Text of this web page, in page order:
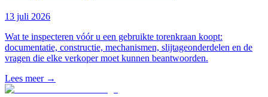
13 juli 2026
Wat te inspecteren vóór u een gebruikte torenkraan koopt:
documentatie, constructie, mechanismen, slijtageonderdelen en de
vragen die elke verkoper moet kunnen beantwoorden.
Lees meer →